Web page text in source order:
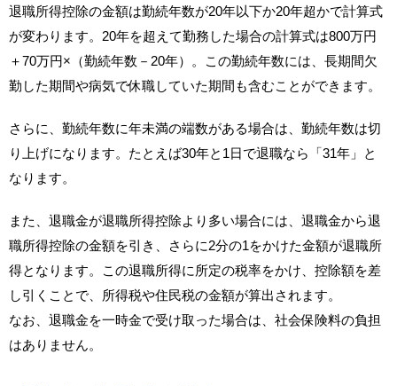
退職所得控除の金額は勤続年数が20年以下か20年超かで計算式
が変わります。20年を超えて勤務した場合の計算式は800万円
＋70万円×（勤続年数－20年）。この勤続年数には、長期間欠
勤した期間や病気で休職していた期間も含むことができます。
さらに、勤続年数に年未満の端数がある場合は、勤続年数は切
り上げになります。たとえば30年と1日で退職なら「31年」と
なります。
また、退職金が退職所得控除より多い場合には、退職金から退
職所得控除の金額を引き、さらに2分の1をかけた金額が退職所
得となります。この退職所得に所定の税率をかけ、控除額を差
し引くことで、所得税や住民税の金額が算出されます。
なお、退職金を一時金で受け取った場合は、社会保険料の負担
はありません。